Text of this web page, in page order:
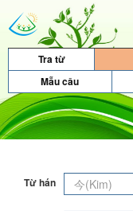
Tra từ
Mẫu câu
Từ hán